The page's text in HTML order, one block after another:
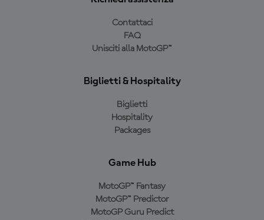
Contattaci
FAQ
Unisciti alla MotoGP™
Biglietti & Hospitality
Biglietti
Hospitality
Packages
Game Hub
MotoGP™ Fantasy
MotoGP™ Predictor
MotoGP Guru Predict